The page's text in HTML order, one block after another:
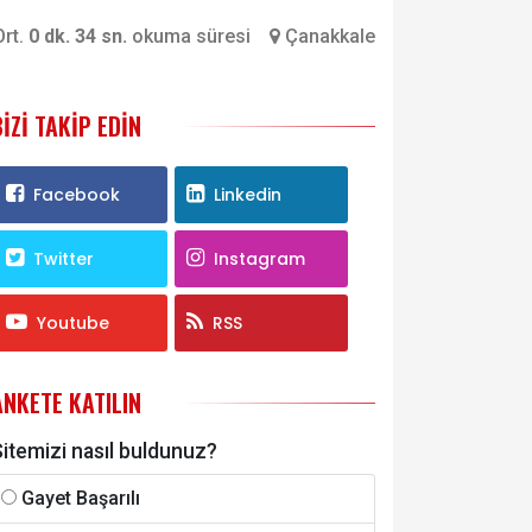
0 dk. 34 sn. okuma süresi Çanakkale
TAKIP EDIN
Facebook Linkedin
Twitter Instagram
Youtube RSS
KATILIN
nasıl buldunuz?
Gayet Başarılı